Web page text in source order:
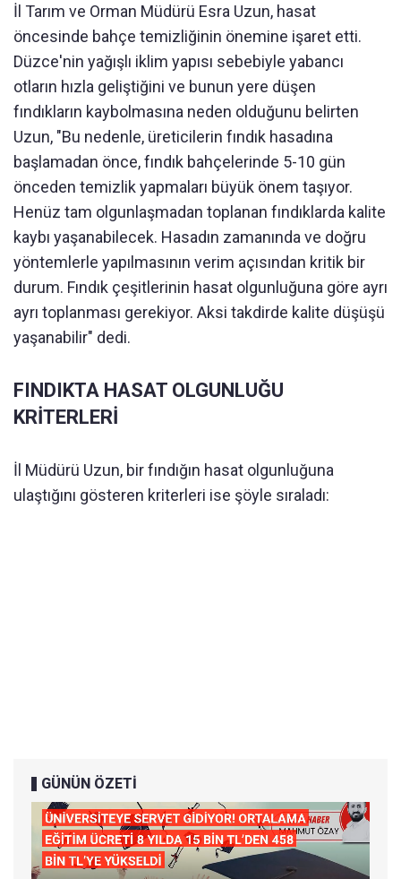
İl Tarım ve Orman Müdürü Esra Uzun, hasat
öncesinde bahçe temizliğinin önemine işaret etti.
Düzce'nin yağışlı iklim yapısı sebebiyle yabancı
otların hızla geliştiğini ve bunun yere düşen
fındıkların kaybolmasına neden olduğunu belirten
Uzun, "Bu nedenle, üreticilerin fındık hasadına
başlamadan önce, fındık bahçelerinde 5-10 gün
önceden temizlik yapmaları büyük önem taşıyor.
Henüz tam olgunlaşmadan toplanan fındıklarda kalite
kaybı yaşanabilecek. Hasadın zamanında ve doğru
yöntemlerle yapılmasının verim açısından kritik bir
durum. Fındık çeşitlerinin hasat olgunluğuna göre ayrı
ayrı toplanması gerekiyor. Aksi takdirde kalite düşüşü
yaşanabilir" dedi.
FINDIKTA HASAT OLGUNLUĞU
KRİTERLERİ
İl Müdürü Uzun, bir fındığın hasat olgunluğuna
ulaştığını gösteren kriterleri ise şöyle sıraladı:
GÜNÜN ÖZETİ